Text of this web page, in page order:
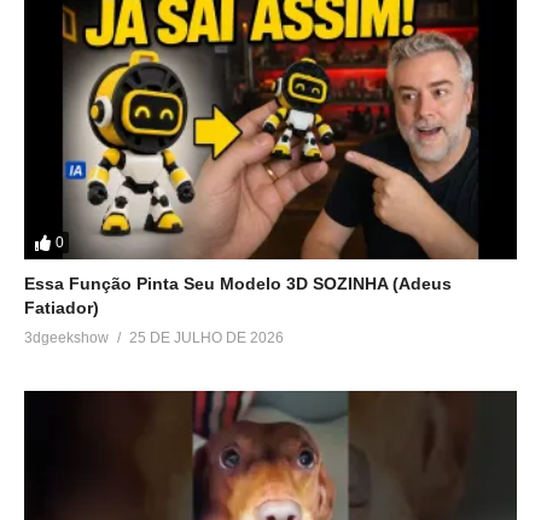
0
Essa Função Pinta Seu Modelo 3D SOZINHA (Adeus
Fatiador)
3dgeekshow 25 DE JULHO DE 2026